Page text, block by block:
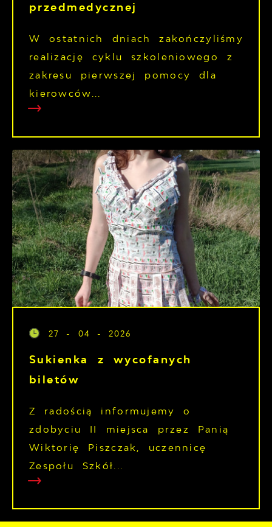
przedmedycznej
W ostatnich dniach zakończyliśmy
realizację cyklu szkoleniowego z
zakresu pierwszej pomocy dla
kierowców...
27 - 04 - 2026
Sukienka z wycofanych
biletów
Z radością informujemy o
zdobyciu II miejsca przez Panią
Wiktorię Piszczak, uczennicę
Zespołu Szkół...